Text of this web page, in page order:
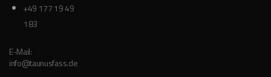
+49 177 19 49
183
E-Mail:
info@taunusfass.de